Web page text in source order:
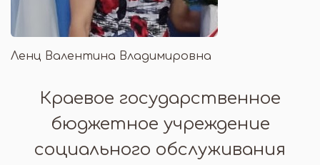
Ленц Валентина Владимировна
Краевое государственное
бюджетное учреждение
социального обслуживания